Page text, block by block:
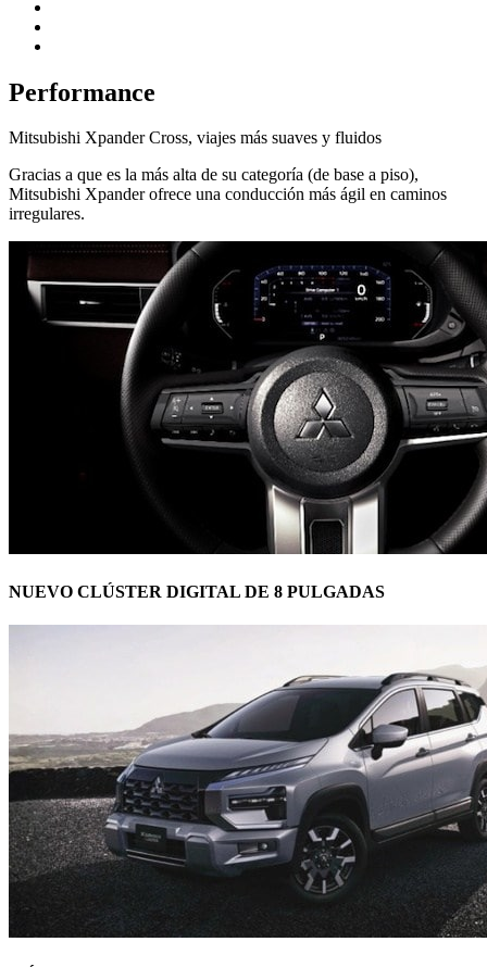
Performance
Mitsubishi Xpander Cross, viajes más suaves y fluidos
Gracias a que es la más alta de su categoría (de base a piso),
Mitsubishi Xpander ofrece una conducción más ágil en caminos
irregulares.
NUEVO CLÚSTER DIGITAL DE 8 PULGADAS